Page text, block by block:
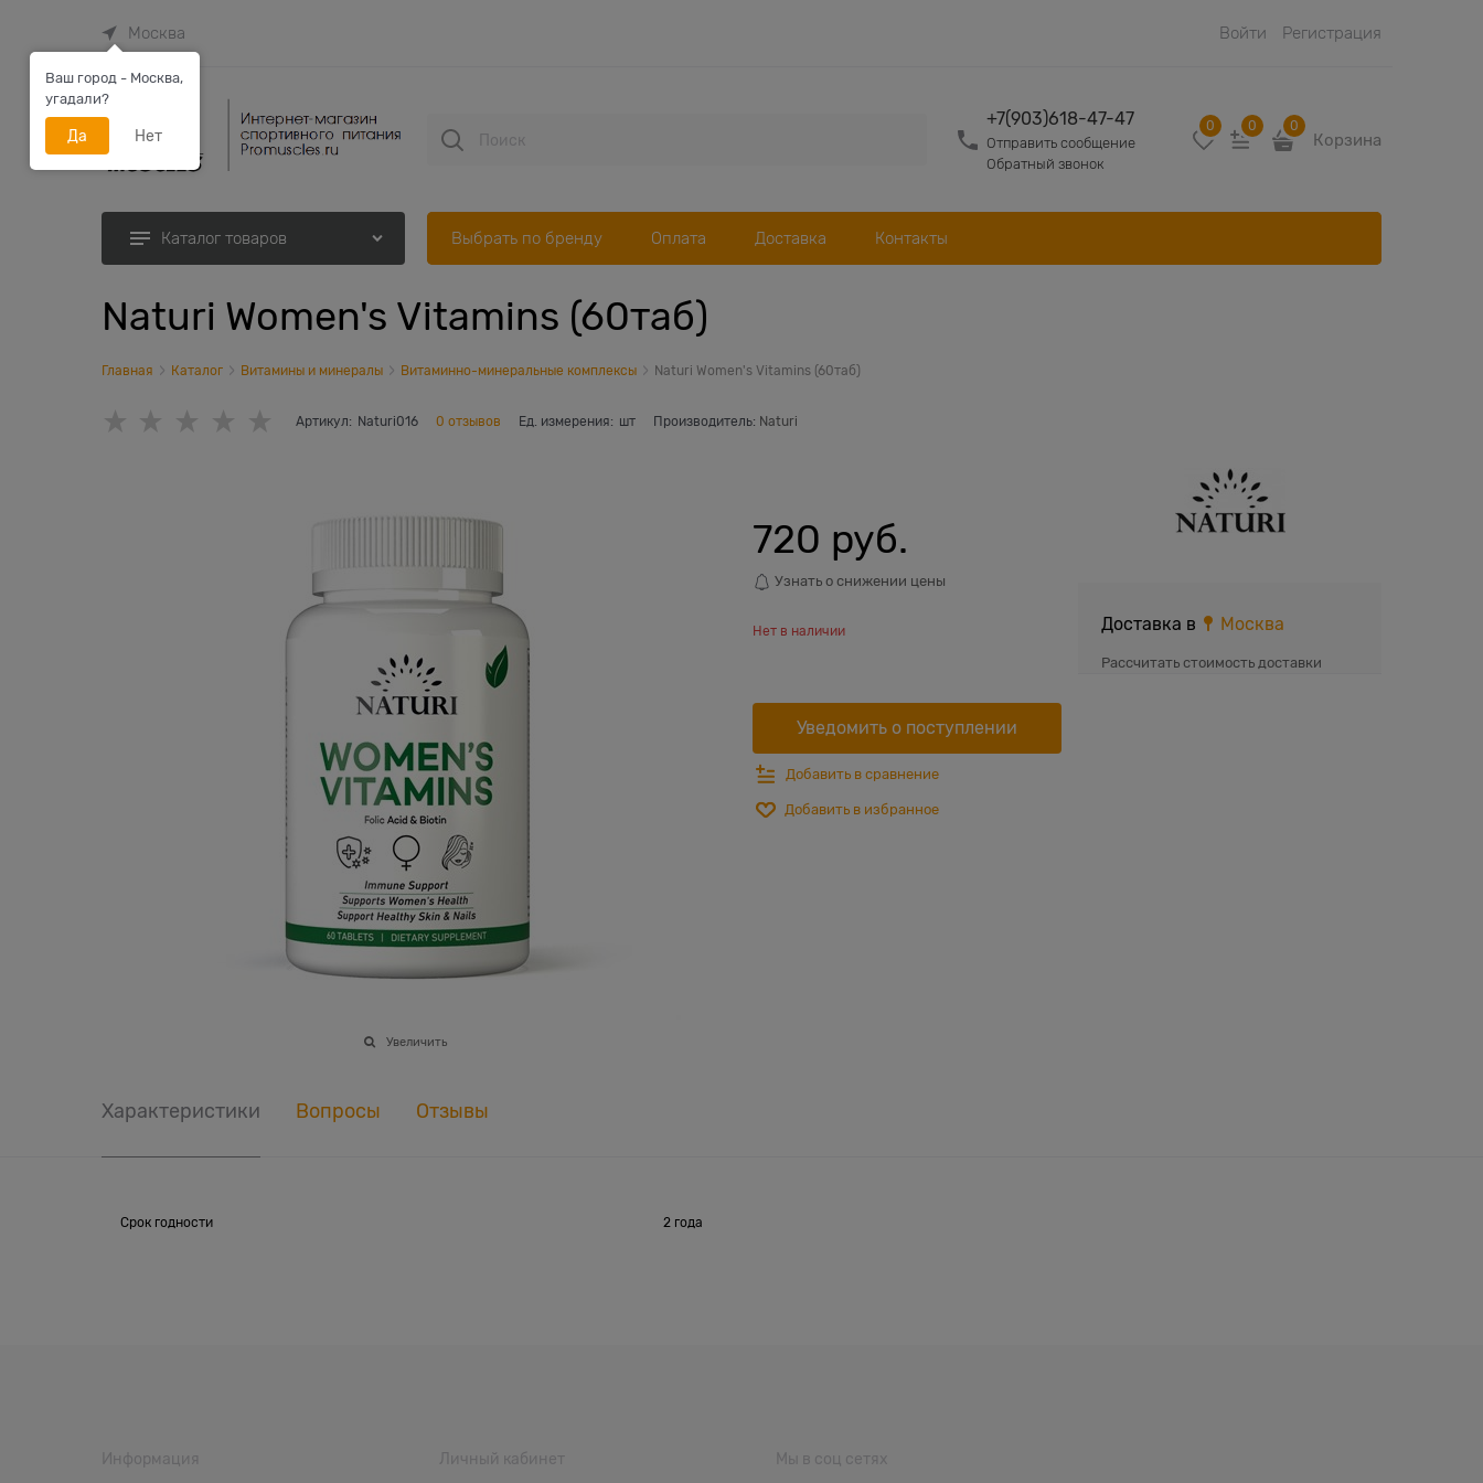
Москва Войти Регистрация
+7(903)618-47-47
Отправить сообщение
Обратный звонок
0 0 0
Корзина
Каталог товаров Выбрать по бренду Оплата Доставка Контакты
Naturi Women's Vitamins (60таб)
Главная Каталог Витамины и минералы Витаминно-минеральные комплексы Naturi Women's Vitamins (60таб)
Артикул: Naturi016 0 отзывов Ед. измерения: шт Производитель: Naturi
Увеличить
720 руб.
Узнать о снижении цены
Нет в наличии
Уведомить о поступлении
Добавить в сравнение
Добавить в избранное
Доставка в Москва
Рассчитать стоимость доставки
Характеристики Вопросы Отзывы
Срок годности 2 года
Информация Личный кабинет Мы в соц сетях
Ваш город - Москва,
угадали?
Да Нет